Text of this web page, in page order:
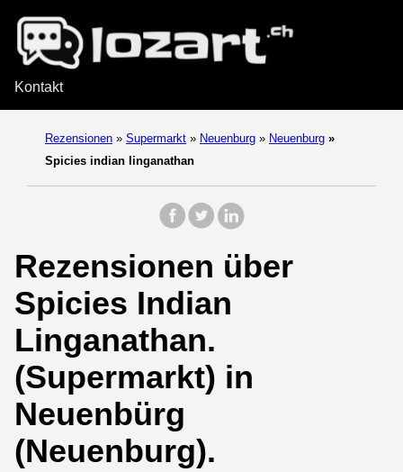
Kontakt
Rezensionen » Supermarkt » Neuenburg » Neuenburg »
Spicies indian linganathan
Rezensionen über
Spicies Indian
Linganathan.
(Supermarkt) in
Neuenbürg
(Neuenburg).